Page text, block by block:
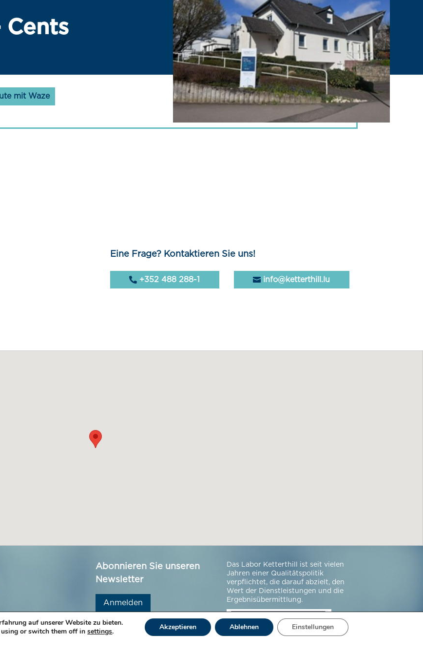
Cents
mit Waze
Eine Frage? Kontaktieren Sie uns!
+352 488 288-1 info@ketterthill.lu
Abonnieren Sie unseren
Newsletter
Anmelden
Das Labor Ketterthill ist seit vielen
Jahren einer Qualitätspolitik
verpflichtet, die darauf abzielt, den
Wert der Dienstleistungen und die
Ergebnisübermittlung.
auf unserer Website zu bieten.
using or switch them off insettings. Akzeptieren Ablehnen Einstellungen